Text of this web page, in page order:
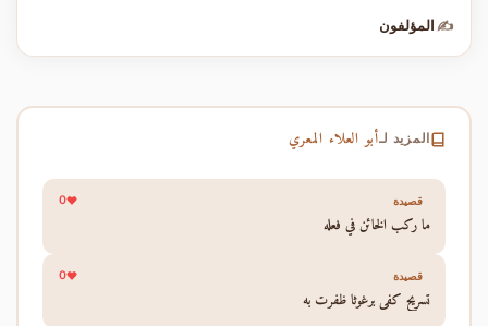
✍️ المؤلفون
المزيد لـأبو العلاء المعري
قصيدة 0
ما ركب الخائن في فعله
قصيدة 0
تسريح كفي برغوثا ظفرت به